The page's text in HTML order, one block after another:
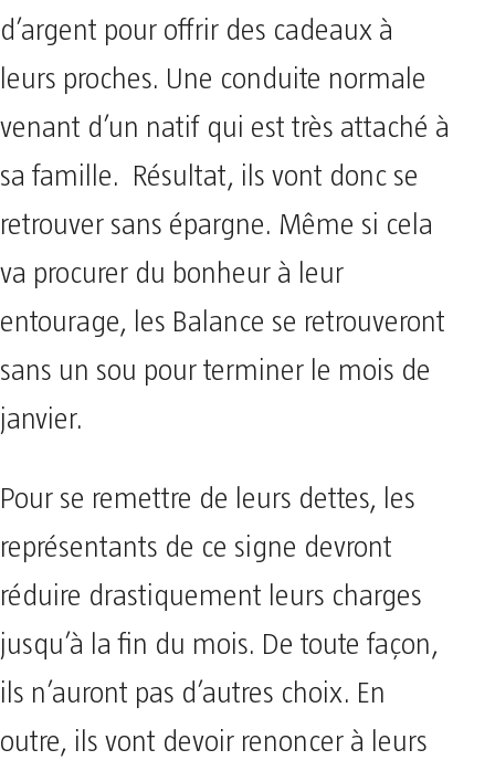
d’argent pour offrir des cadeaux à
leurs proches. Une conduite normale
venant d’un natif qui est très attaché à
sa famille. Résultat, ils vont donc se
retrouver sans épargne. Même si cela
va procurer du bonheur à leur
entourage, les Balance se retrouveront
sans un sou pour terminer le mois de
janvier.
Pour se remettre de leurs dettes, les
représentants de ce signe devront
réduire drastiquement leurs charges
jusqu’à la fin du mois. De toute façon,
ils n’auront pas d’autres choix. En
outre, ils vont devoir renoncer à leurs